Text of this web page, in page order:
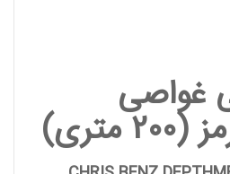
غواصی